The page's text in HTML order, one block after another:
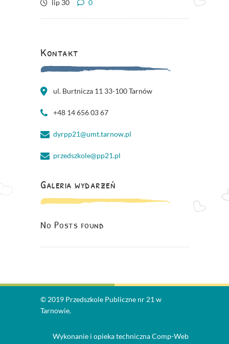
lip 30
0
Kontakt
ul. Burtnicza 11 33-100 Tarnów
+48 14 656 03 67
dyrpp21@umt.tarnow.pl
przedszkole@pp21.pl
Galeria wydarzeń
No Posts found
© 2019 Przedszkole Publiczne nr 21 w
Tarnowie.
Wykonanie i opieka technicznaComp-Web